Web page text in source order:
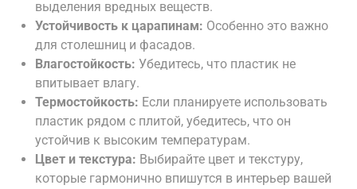
выделения вредных веществ.
Устойчивость к царапинам: Особенно это важно
для столешниц и фасадов.
Влагостойкость: Убедитесь, что пластик не
впитывает влагу.
Термостойкость: Если планируете использовать
пластик рядом с плитой, убедитесь, что он
устойчив к высоким температурам.
Цвет и текстура: Выбирайте цвет и текстуру,
которые гармонично впишутся в интерьер вашей